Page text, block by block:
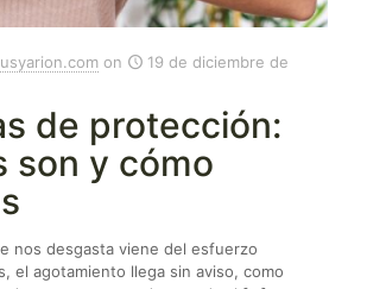
on
19 de diciembre de
de protección:
son y cómo
nos desgasta viene del esfuerzo
el agotamiento llega sin aviso, como